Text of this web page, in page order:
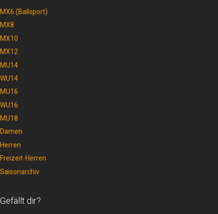
MX6 (Ballsport)
MX8
MX10
MX12
MU14
WU14
MU16
WU16
MU18
Damen
Herren
Freizeit-Herren
Saisonarchiv
Gefällt dir?